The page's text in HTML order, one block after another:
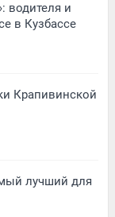
водителя и
в Кузбассе
Крапивинской
лучший для